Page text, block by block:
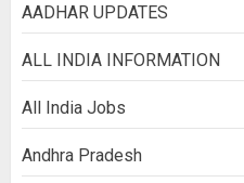
AADHAR UPDATES
ALL INDIA INFORMATION
All India Jobs
Andhra Pradesh